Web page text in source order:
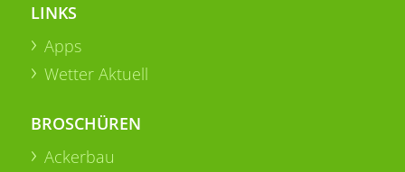
LINKS
Apps
Wetter Aktuell
BROSCHÜREN
Ackerbau